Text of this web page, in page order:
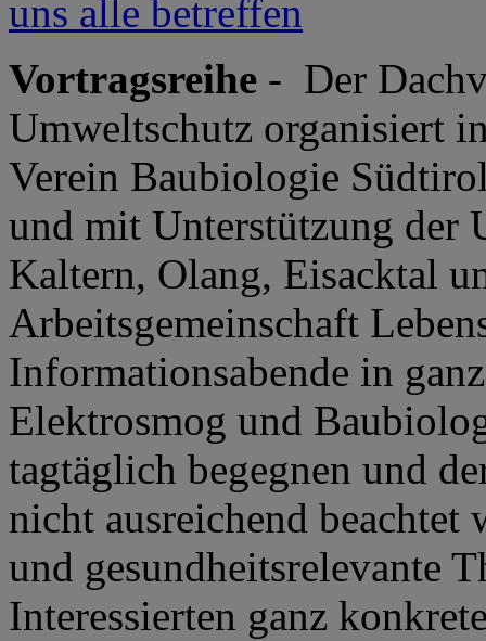
Vortragsreihe - Der
Umweltschutz organisiert
Verein Baubiologie
und mit Unterstützung der
Kaltern, Olang, Eisacktal
Arbeitsgemeinschaft
Informationsabende in
Elektrosmog und
tagtäglich begegnen und
nicht ausreichend
und gesundheitsrelevante
Interessierten ganz